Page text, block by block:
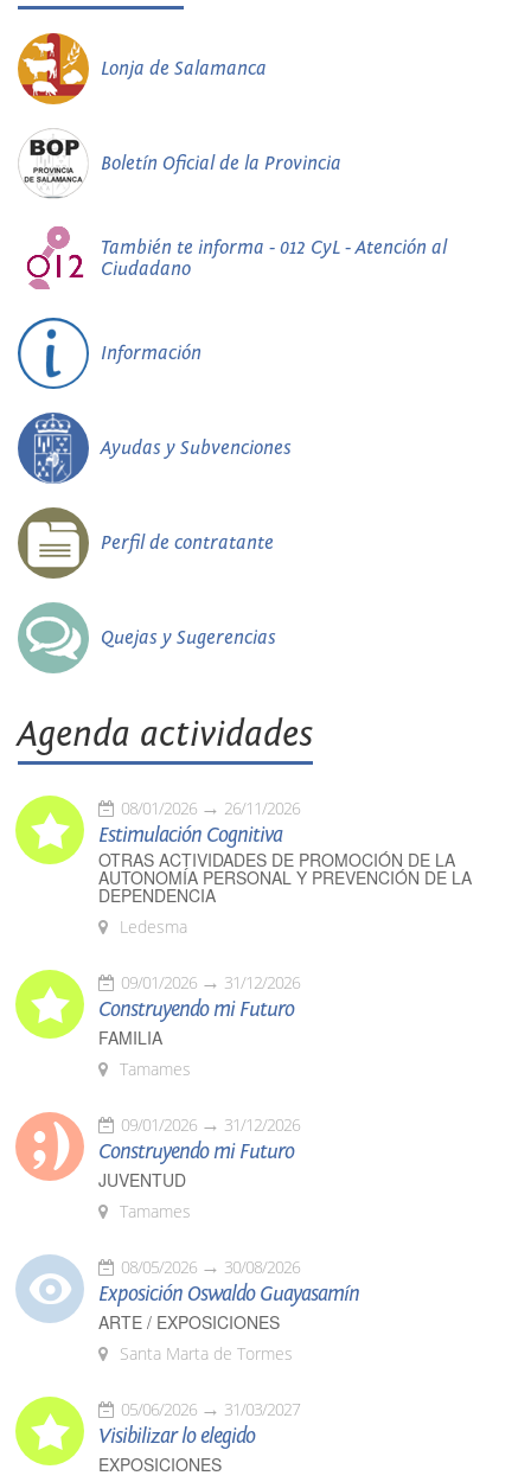
Lonja de Salamanca
Boletín Oficial de la Provincia
También te informa - 012 CyL - Atención al
Ciudadano
Información
Ayudas y Subvenciones
Perfil de contratante
Quejas y Sugerencias
Agenda actividades
08/01/2026 26/11/2026
Estimulación Cognitiva
OTRAS ACTIVIDADES DE PROMOCIÓN DE LA
AUTONOMÍA PERSONAL Y PREVENCIÓN DE LA
DEPENDENCIA
Ledesma
09/01/2026 31/12/2026
Construyendo mi Futuro
FAMILIA
Tamames
09/01/2026 31/12/2026
Construyendo mi Futuro
JUVENTUD
Tamames
08/05/2026 30/08/2026
Exposición Oswaldo Guayasamín
ARTE / EXPOSICIONES
Santa Marta de Tormes
05/06/2026 31/03/2027
Visibilizar lo elegido
EXPOSICIONES